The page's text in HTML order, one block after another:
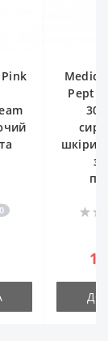
Pdrn Pink
Eye Cream
30 мл Крем-
сироватка для
навколо очей
0